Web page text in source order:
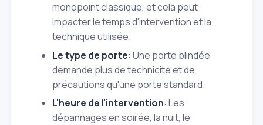
monopoint classique, et cela peut
impacter le temps d'intervention et la
technique utilisée.
Le type de porte: Une porte blindée
demande plus de technicité et de
précautions qu'une porte standard.
L'heure de l'intervention: Les
dépannages en soirée, la nuit, le